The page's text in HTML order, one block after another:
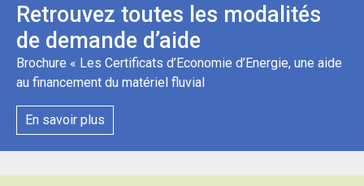
Retrouvez toutes les modalités
de demande d’aide
Brochure « Les Certificats d’Economie d’Energie, une aide
au financement du matériel fluvial
En savoir plus